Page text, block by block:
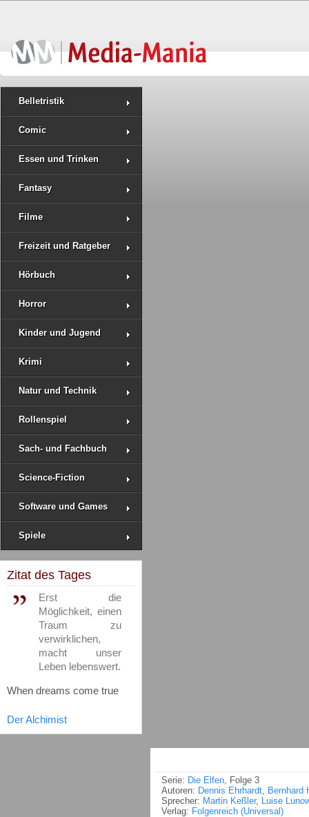
Belletristik
Comic
Essen und Trinken
Fantasy
Filme
Freizeit und Ratgeber
Hörbuch
Horror
Kinder und Jugend
Krimi
Natur und Technik
Rollenspiel
Sach- und Fachbuch
Science-Fiction
Software und Games
Spiele
Zitat des Tages
Erst die
Möglichkeit, einen
Traum zu
verwirklichen,
macht unser
Leben lebenswert.
When dreams come true
Der Alchimist
Serie: Die Elfen, Folge 3
Autoren: Dennis Ehrhardt, Bernhard
Sprecher: Martin Keßler, Luise
Verlag: Folgenreich (Universal)